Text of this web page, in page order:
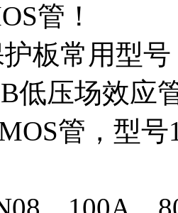
管！
板常用型
低压场效应
管，型